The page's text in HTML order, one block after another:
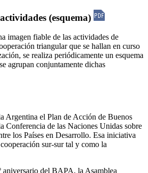
(esquema)
imagen fiable de las actividades de
triangular que se hallan en curso
se realiza periódicamente un esquema
agrupan conjuntamente dichas
Argentina el Plan de Acción de Buenos
Conferencia de las Naciones Unidas sobre
los Países en Desarrollo. Esa iniciativa
sur-sur tal y como la
aniversario del BAPA, la Asamblea